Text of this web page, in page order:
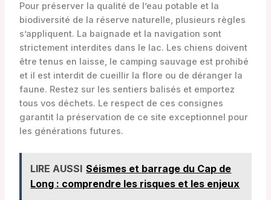
Pour préserver la qualité de l’eau potable et la
biodiversité de la réserve naturelle, plusieurs règles
s’appliquent. La baignade et la navigation sont
strictement interdites dans le lac. Les chiens doivent
être tenus en laisse, le camping sauvage est prohibé
et il est interdit de cueillir la flore ou de déranger la
faune. Restez sur les sentiers balisés et emportez
tous vos déchets. Le respect de ces consignes
garantit la préservation de ce site exceptionnel pour
les générations futures.
LIRE AUSSI Séismes et barrage du Cap de
Long : comprendre les risques et les enjeux